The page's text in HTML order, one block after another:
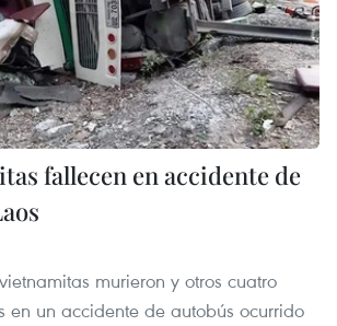
fallecen en accidente de
murieron y otros cuatro
en un accidente de autobús ocurrido